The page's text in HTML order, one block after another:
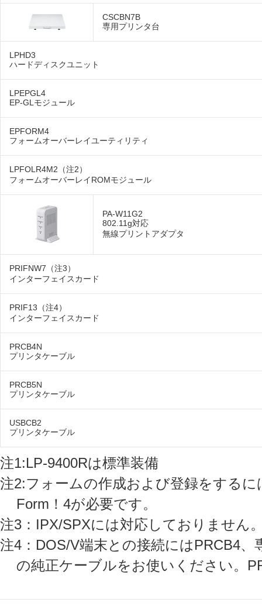
CSCBN7B
専用プリンタ台
LPHD3
ハードディスクユニット
LPEPGL4
EP-GLモジュール
EPFORM4
フォームオーバーレイユーティリティ
LPFOLR4M2（注2）
フォームオーバーレイROMモジュール
PA-W11G2
802.11g対応
無線プリントアダプタ
PRIFNW7（注3）
インターフェイスカード
PRIF13（注4）
インターフェイスカード
PRCB4N
プリンタケーブル
PRCB5N
プリンタケーブル
USBCB2
プリンタケーブル
注1:LP-9400Rは標準装備
注2:フォームの作成および登録をする
Form！4が必要です。
注3：IPX/SPXには対応しておりません
注4：DOS/V端末との接続にはPRCB4
の純正ケーブルをお使いください。